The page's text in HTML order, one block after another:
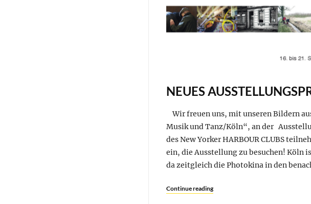
NEUES
Wir freuen uns, mit unseren Bildern
Musik und Tanz/Köln“, an der
des New Yorker HARBOUR CLUBS
ein, die Ausstellung zu besuchen! Köln
da zeitgleich die Photokina in den
Continue reading